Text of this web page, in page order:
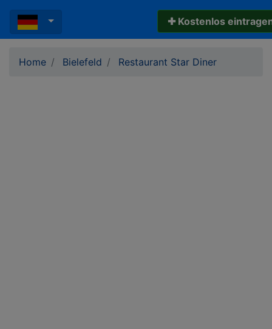
✚ Kostenlos
Home Bielefeld Restaurant Star Diner